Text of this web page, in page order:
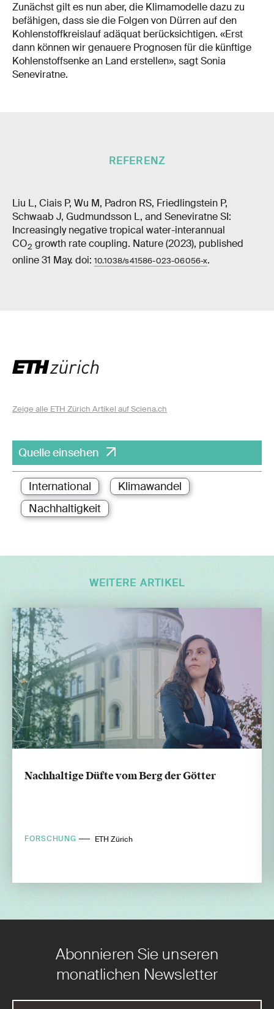
Zunächst gilt es nun aber, die Klimamodelle dazu zu
befähigen, dass sie die Folgen von Dürren auf den
Kohlenstoffkreislauf adäquat berücksichtigen. «Erst
dann können wir genauere Prognosen für die künftige
Kohlenstoffsenke an Land erstellen», sagt Sonia
Seneviratne.
REFERENZ
Liu L, Ciais P, Wu M, Padron RS, Friedlingstein P,
Schwaab J, Gudmundsson L, and Seneviratne SI:
Increasingly negative tropical water-interannual
CO2 growth rate coupling. Nature (2023), published
online 31 May. doi: 10.1038/s41586-023-06056-x.
Zeige alle ETH Zürich Artikel auf Sciena.ch
Quelle einsehen
International
Klimawandel
Nachhaltigkeit
WEITERE ARTIKEL
Nachhaltige Düfte vom Berg der Götter
FORSCHUNG ETH Zürich
Abonnieren Sie unseren
monatlichen Newsletter